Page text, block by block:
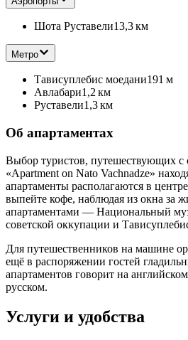
Шота Руставели13,3 км
Метро
Тависуплебис моедани191 м
Авлабари1,2 км
Руставели1,3 км
Об апартаментах
Выбор туристов, путешествующих с
«Apartment on Nato Vachnadze»
апартаменты располагаются в
выпейте кофе, наблюдая из окна за
апартаментами — Национальный
советской оккупации и
Для путешественников на машине
ещё в распоряжении гостей
апартаментов говорит на
русском.
Услуги и удобства